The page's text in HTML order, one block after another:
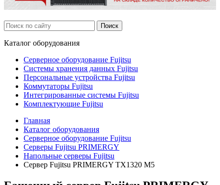
Каталог оборудования
Серверное оборудование Fujitsu
Системы хранения данных Fujitsu
Персональные устройства Fujitsu
Коммутаторы Fujitsu
Интегрированные системы Fujitsu
Комплектующие Fujitsu
Главная
Каталог оборудования
Серверное оборудование Fujitsu
Серверы Fujitsu PRIMERGY
Напольные серверы Fujitsu
Сервер Fujitsu PRIMERGY TX1320 M5